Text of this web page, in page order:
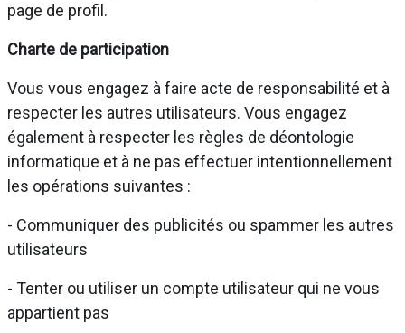
page de profil.
Charte de participation
Vous vous engagez à faire acte de responsabilité et à
respecter les autres utilisateurs. Vous engagez
également à respecter les règles de déontologie
informatique et à ne pas effectuer intentionnellement
les opérations suivantes :
- Communiquer des publicités ou spammer les autres
utilisateurs
- Tenter ou utiliser un compte utilisateur qui ne vous
appartient pas